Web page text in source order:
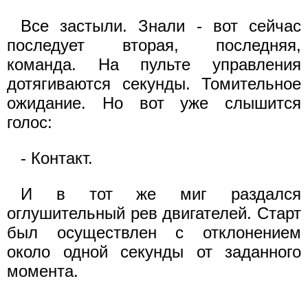
Все застыли. Знали - вот сейчас
последует вторая, последняя,
команда. На пульте управления
дотягиваются секунды. Томительное
ожидание. Но вот уже слышится
голос:
- Контакт.
И в тот же миг раздался
оглушительный рев двигателей. Старт
был осуществлен с отклонением
около одной секунды от заданного
момента.